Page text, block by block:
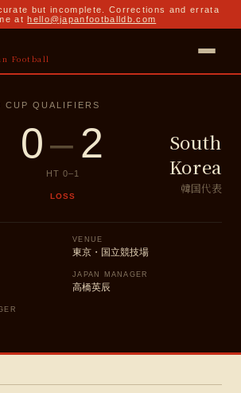
but incomplete. Corrections and errata
at hello@japanfootballdb.com
Football
CUP QUALIFIERS
0–2
HT 0–1
LOSS
South
Korea
韓国代表
VENUE
東京・国立競技場
JAPAN MANAGER
高橋英辰